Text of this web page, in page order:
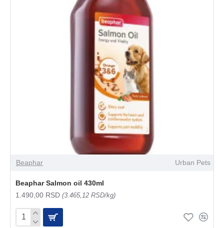
Beaphar Urban Pets
Beaphar Salmon oil 430ml
1.490,00 RSD (3.465,12 RSD/kg)